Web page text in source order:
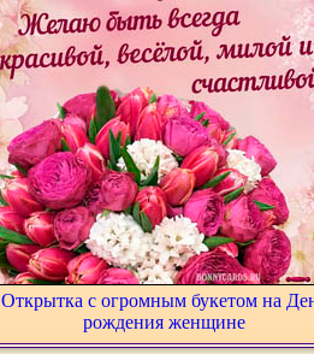
Открытка с огромным букетом на
рождения женщине